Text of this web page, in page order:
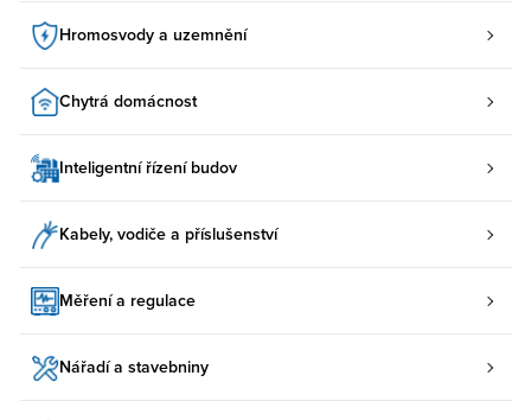
Hromosvody a uzemnění
Chytrá domácnost
Inteligentní řízení budov
Kabely, vodiče a příslušenství
Měření a regulace
Nářadí a stavebniny